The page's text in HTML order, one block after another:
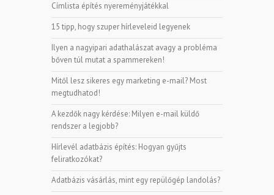
Címlista építés nyereményjátékkal
15 tipp, hogy szuper hírleveleid legyenek
Ilyen a nagyipari adathalászat avagy a probléma
bőven túl mutat a spammereken!
Mitől lesz sikeres egy marketing e-mail? Most
megtudhatod!
A kezdők nagy kérdése: Milyen e-mail küldő
rendszer a legjobb?
Hírlevél adatbázis építés: Hogyan gyűjts
feliratkozókat?
Adatbázis vásárlás, mint egy repülőgép landolás?